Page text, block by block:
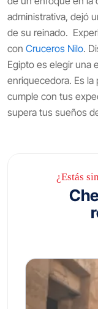
administrativa, dejó
de su reinado.
con Cruceros Nilo.
Egipto es elegir una
enriquecedora. Es
cumple con tus
supera tus sueños
¿Estás